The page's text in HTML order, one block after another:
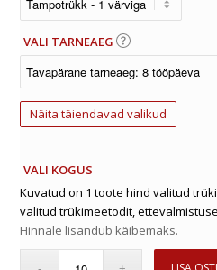
VALI TARNEAEG
Näita täiendavad valikud
VALI KOGUS
Kuvatud on 1 toote hind valitud
valitud trükimeetodit,
Hinnale lisandub käibemaks.